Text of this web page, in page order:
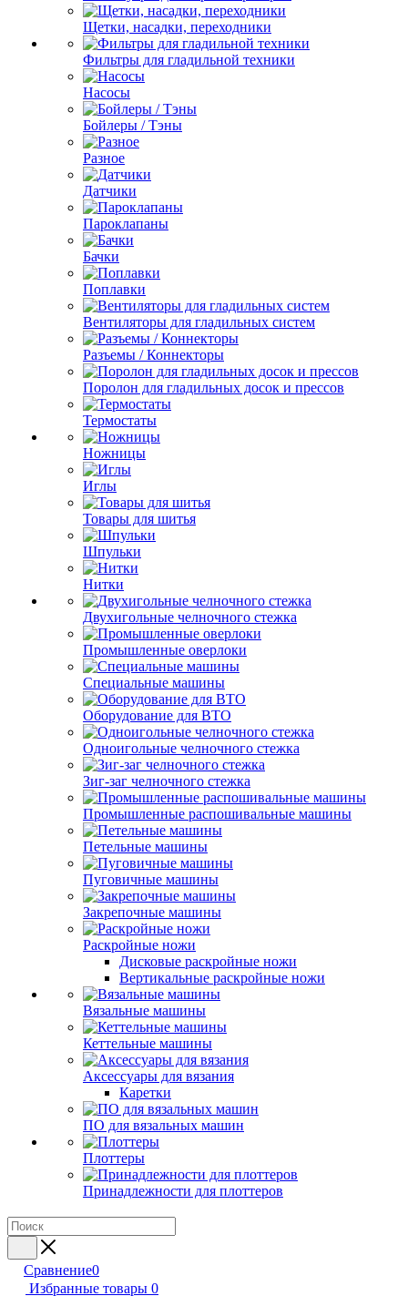
Щетки, насадки, переходники
Фильтры для гладильной техники
Насосы
Бойлеры / Тэны
Разное
Датчики
Пароклапаны
Бачки
Поплавки
Вентиляторы для гладильных систем
Разъемы / Коннекторы
Поролон для гладильных досок и прессов
Термостаты
Ножницы
Иглы
Товары для шитья
Шпульки
Нитки
Двухигольные челночного стежка
Промышленные оверлоки
Специальные машины
Оборудование для ВТО
Одноигольные челночного стежка
Зиг-заг челночного стежка
Промышленные распошивальные машины
Петельные машины
Пуговичные машины
Закрепочные машины
Раскройные ножи
Дисковые раскройные ножи
Вертикальные раскройные ножи
Вязальные машины
Кеттельные машины
Аксессуары для вязания
Каретки
ПО для вязальных машин
Плоттеры
Принадлежности для плоттеров
Сравнение0
Избранные товары 0